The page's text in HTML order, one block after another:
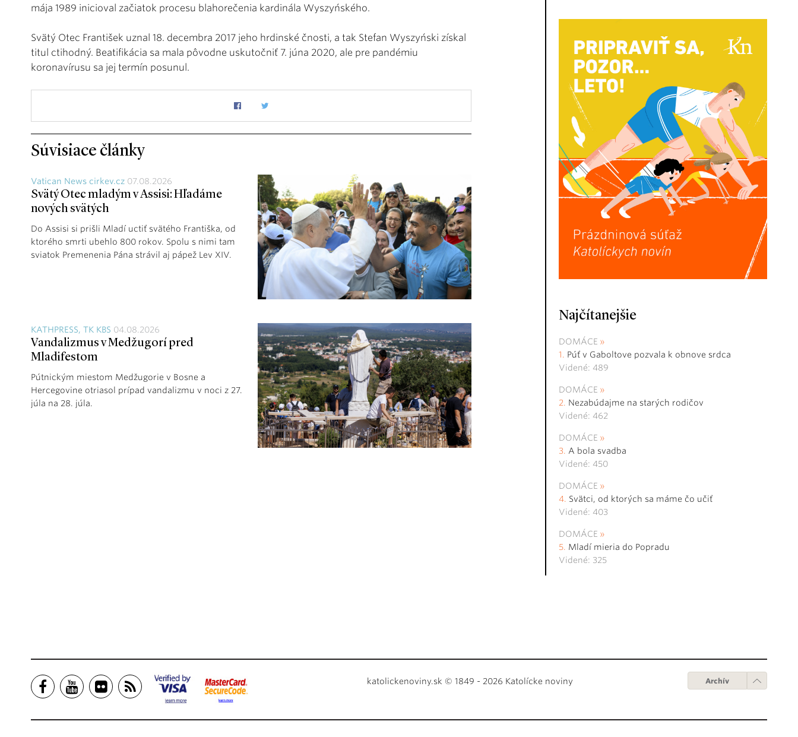
mája 1989 inicioval začiatok procesu blahorečenia kardinála Wyszyńského.
Svätý Otec František uznal 18. decembra 2017 jeho hrdinské čnosti, a tak Stefan Wyszyński získal
titul ctihodný. Beatifikácia sa mala pôvodne uskutočniť 7. júna 2020, ale pre pandémiu
koronavírusu sa jej termín posunul.
Súvisiace články
Vatican News cirkev.cz 07.08.2026
Svätý Otec mladým v Assisi: Hľadáme
nových svätých
Do Assisi si prišli Mladí uctiť svätého Františka, od
ktorého smrti ubehlo 800 rokov. Spolu s nimi tam
sviatok Premenenia Pána strávil aj pápež Lev XIV.
KATHPRESS, TK KBS 04.08.2026
Vandalizmus v Medžugorí pred
Mladifestom
Pútnickým miestom Medžugorie v Bosne a
Hercegovine otriasol prípad vandalizmu v noci z 27.
júla na 28. júla.
Najčítanejšie
DOMÁCE
Púť v Gaboltove pozvala k obnove srdca
Videné: 489
DOMÁCE
Nezabúdajme na starých rodičov
Videné: 462
DOMÁCE
A bola svadba
Videné: 450
DOMÁCE
Svätci, od ktorých sa máme čo učiť
Videné: 403
DOMÁCE
Mladí mieria do Popradu
Videné: 325
katolickenoviny.sk © 1849 - 2026 Katolícke noviny Archív